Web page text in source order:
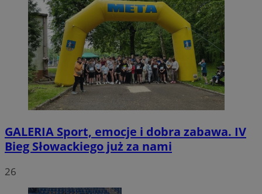
GALERIA Sport, emocje i dobra zabawa. IV
Bieg Słowackiego już za nami
26